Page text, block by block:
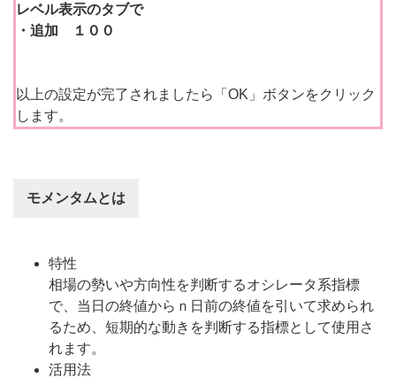
レベル表示のタブで
・追加 １００
以上の設定が完了されましたら「OK」ボタンをクリック
します。
モメンタムとは
特性
相場の勢いや方向性を判断するオシレータ系指標
で、当日の終値からｎ日前の終値を引いて求められ
るため、短期的な動きを判断する指標として使用さ
れます。
活用法